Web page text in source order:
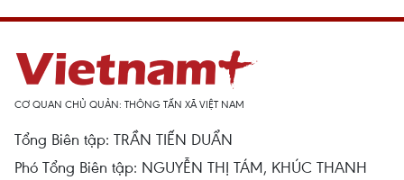
CƠ QUAN CHỦ QUẢN: THÔNG TẤN XÃ VIỆT NAM
Tổng Biên tập: TRẦN TIẾN DUẨN
Phó Tổng Biên tập: NGUYỄN THỊ TÁM, KHÚC THANH